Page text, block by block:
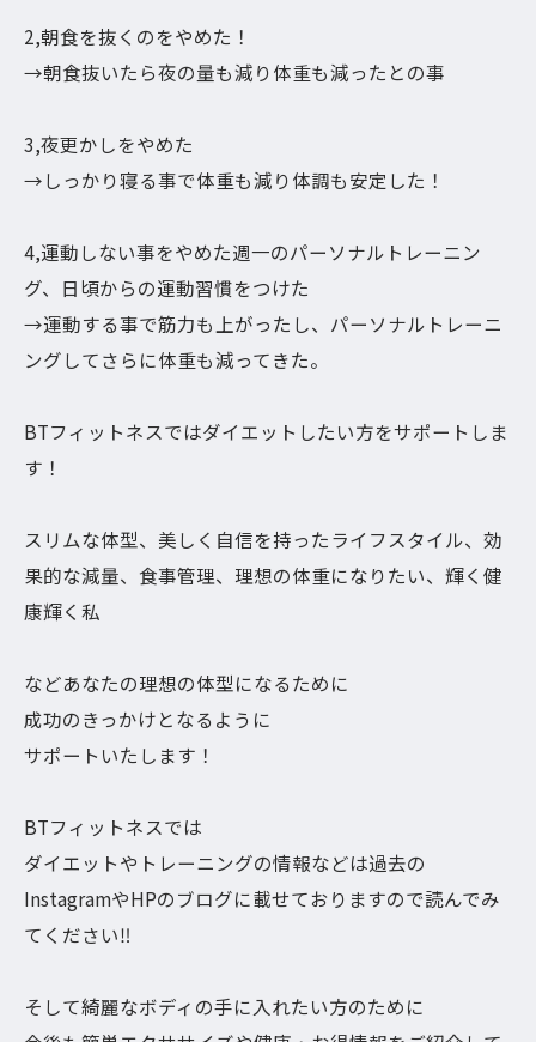
2,朝食を抜くのをやめた！
→朝食抜いたら夜の量も減り体重も減ったとの事
3,夜更かしをやめた
→しっかり寝る事で体重も減り体調も安定した！
4,運動しない事をやめた週一のパーソナルトレーニン
グ、日頃からの運動習慣をつけた
→運動する事で筋力も上がったし、パーソナルトレーニ
ングしてさらに体重も減ってきた。
BTフィットネスではダイエットしたい方をサポートしま
す！
スリムな体型、美しく自信を持ったライフスタイル、効
果的な減量、食事管理、理想の体重になりたい、輝く健
康輝く私
などあなたの理想の体型になるために
成功のきっかけとなるように
サポートいたします！
BTフィットネスでは
ダイエットやトレーニングの情報などは過去の
InstagramやHPのブログに載せておりますので読んでみ
てください‼︎
そして綺麗なボディの手に入れたい方のために